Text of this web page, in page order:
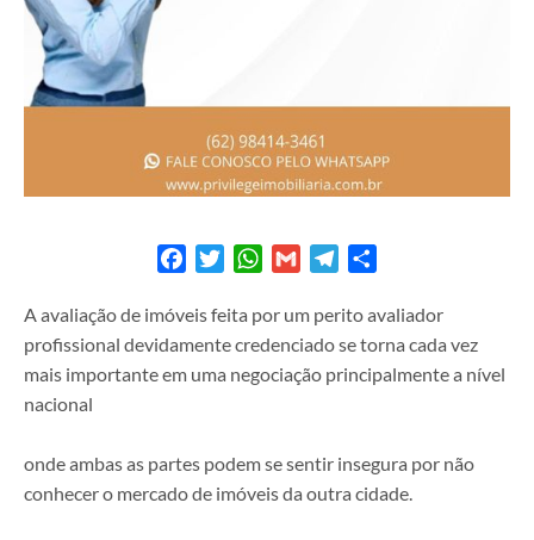
FacebookTwitterWhatsApp
Gmail Telegram
A avaliação de imóveis feita por um perito avaliador
profissional devidamente credenciado se torna cada vez
mais importante em uma negociação principalmente a nível
nacional
onde ambas as partes podem se sentir insegura por não
conhecer o mercado de imóveis da outra cidade.